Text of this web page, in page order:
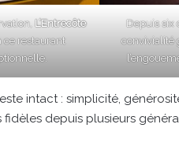
L’Entrecôte
ce restaurant
Depuis six
convivialité
intact : simplicité,
depuis plusieurs